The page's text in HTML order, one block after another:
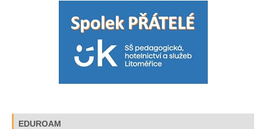
EDUROAM